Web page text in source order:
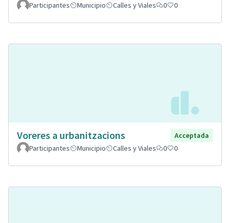
Participantes
Municipio Calles y Viales 0 0
Voreres a urbanitzacions
Acceptada
Participantes
Municipio Calles y Viales 0 0